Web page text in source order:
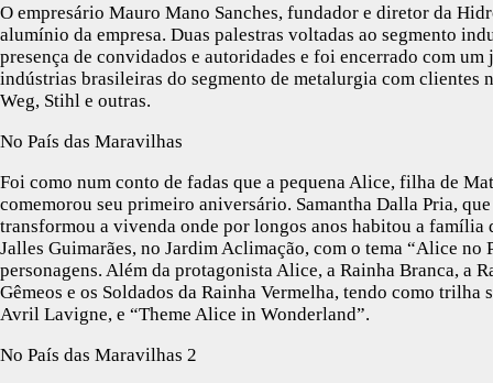
O empresário Mauro Mano Sanches, fundador e diretor da
alumínio da empresa. Duas palestras voltadas ao segmento
presença de convidados e autoridades e foi encerrado com
indústrias brasileiras do segmento de metalurgia com clientes
Weg, Stihl e outras.
No País das Maravilhas
Foi como num conto de fadas que a pequena Alice, filha de
comemorou seu primeiro aniversário. Samantha Dalla Pria,
transformou a vivenda onde por longos anos habitou a
Jalles Guimarães, no Jardim Aclimação, com o tema “Alice
personagens. Além da protagonista Alice, a Rainha Branca, a
Gêmeos e os Soldados da Rainha Vermelha, tendo como trilha
Avril Lavigne, e “Theme Alice in Wonderland”.
No País das Maravilhas 2